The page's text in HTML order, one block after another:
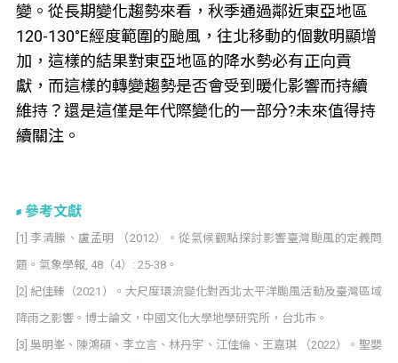
變。從長期變化趨勢來看，秋季通過鄰近東亞地區
120-130°E經度範圍的颱風，往北移動的個數明顯增
加，這樣的結果對東亞地區的降水勢必有正向貢
獻，而這樣的轉變趨勢是否會受到暖化影響而持續
維持？還是這僅是年代際變化的一部分?未來值得持
續關注。
參考文獻
[1] 李清縢、盧孟明 （2012）。從氣候觀點探討影響臺灣颱風的定義問
題。氣象學報, 48（4）: 25-38。
[2] 紀佳臻（2021）。大尺度環流變化對西北太平洋颱風活動及臺灣區域
降雨之影響。博士論文，中國文化大學地學研究所，台北市。
[3] 吳明峯、陳鴻碩、李立言、林丹宇、江佳倫、王嘉琪 （2022）。聖嬰